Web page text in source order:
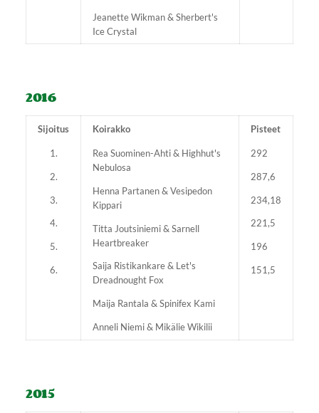
Jeanette Wikman & Sherbert's
Ice Crystal
2016
Sijoitus
1.
2.
3.
4.
5.
6.
Koirakko
Rea Suominen-Ahti & Highhut's
Nebulosa
Henna Partanen & Vesipedon
Kippari
Titta Joutsiniemi & Sarnell
Heartbreaker
Saija Ristikankare & Let's
Dreadnought Fox
Maija Rantala & Spinifex Kami
Anneli Niemi & Mikälie Wikilii
Pisteet
292
287,6
234,18
221,5
196
151,5
2015